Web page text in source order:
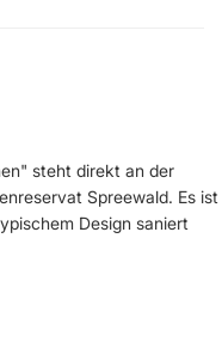
steht direkt an der
Spreewald. Es ist
Design saniert